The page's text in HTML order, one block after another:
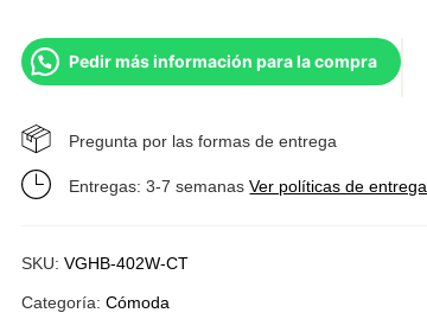
Pedir más información para la compra
Pregunta por las formas de entrega
Entregas: 3-7 semanasVer políticas de entrega
SKU:VGHB-402W-CT
Categoría:Cómoda